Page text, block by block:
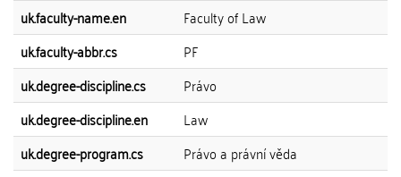
uk.faculty-name.en
Faculty of Law
uk.faculty-abbr.cs
PF
uk.degree-discipline.cs
Právo
uk.degree-discipline.en
Law
uk.degree-program.cs
Právo a právní věda